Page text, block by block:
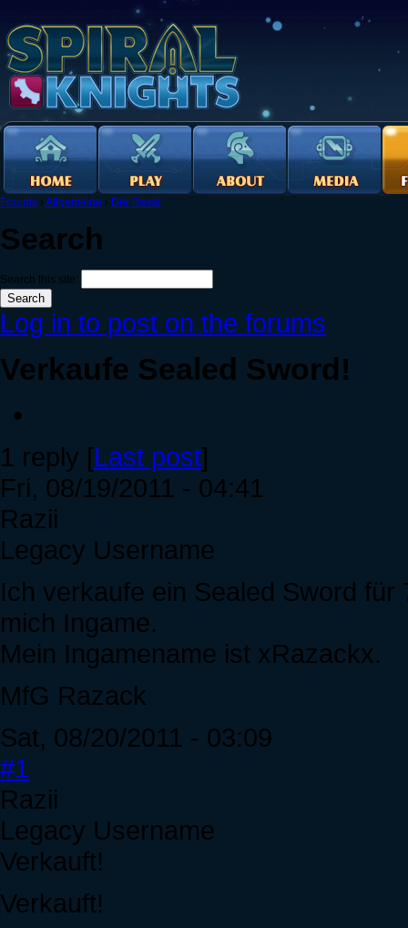
Forums › Allgemeine › Der Basar
Search
Search this site:
Log in to post on the forums
Verkaufe Sealed Sword!
1 reply [Last post]
Fri, 08/19/2011 - 04:41
Razii
Legacy Username
Ich verkaufe ein Sealed Sword
mich Ingame.
Mein Ingamename ist xRazackx.
MfG Razack
Sat, 08/20/2011 - 03:09
#1
Razii
Legacy Username
Verkauft!
Verkauft!